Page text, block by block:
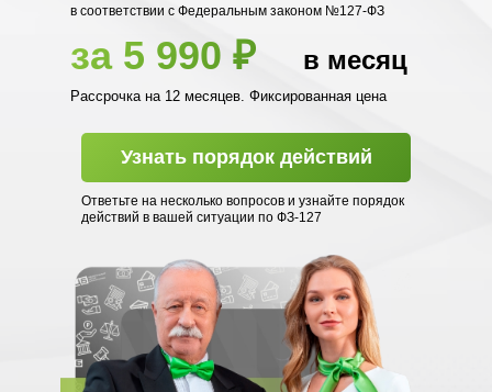
в соответствии с Федеральным законом №127-ФЗ
Узнать порядок действий
Ответьте на несколько вопросов и узнайте порядок
действий в вашей ситуации по ФЗ-127
за 5 990 ₽ в месяц
Рассрочка на 12 месяцев. Фиксированная цена